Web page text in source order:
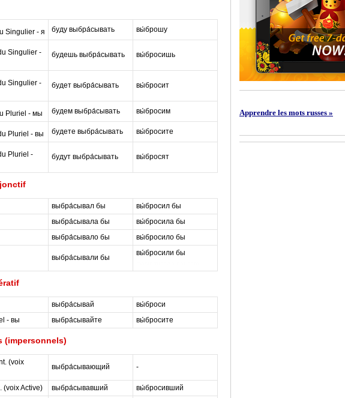
Singulier - я буду выбра́сывать вы́брошуm
Singulier -
будешь выбра́сывать вы́бросишьa
Singulier -
будет выбра́сывать вы́броситs
Pluriel - мы будем выбра́сывать вы́бросимt
Pluriel - вы будете выбра́сывать вы́бросите
Pluriel -
будут выбра́сывать вы́бросятr
выбра́сывал бы
вы́бросил бы
выбра́сывала бы
вы́бросила бы
выбра́сывало бы вы́бросило бы
выбра́сывали бы
вы́бросили бы
выбра́сывай
вы́броси
- вы
выбра́сывайте вы́бросите
(impersonnels)
(voix
выбра́сывающий -
(voix Active) выбра́сывавший
вы́бросивший
Apprendre les mots russes »